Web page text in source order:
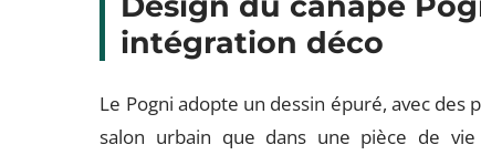
intégration déco
Le Pogni adopte un dessin épuré, avec
salon urbain que dans une pièce de